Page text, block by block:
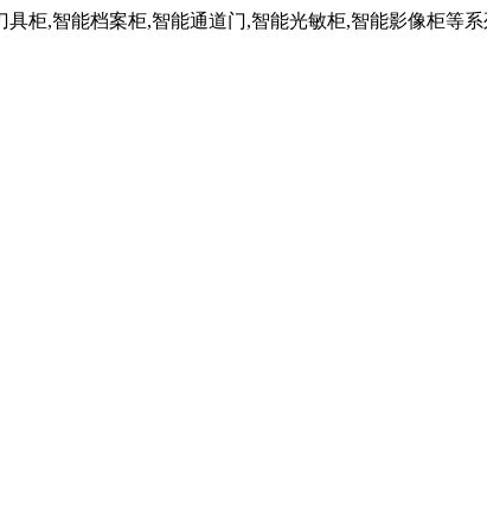
柜,智能档案柜,智能通道门,智能光敏柜,智能影像柜等